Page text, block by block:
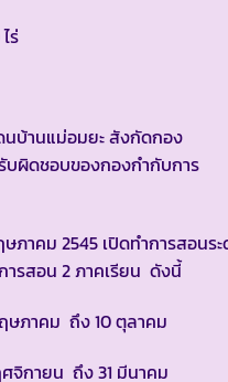
ร่
านแม่อมยะ สังกัดกอง
ผิดชอบของกองกำกับการ
คม 2545 เปิดทำการสอนร
ารสอน 2 ภาคเรียน ดังนี้
คม ถึง 10 ตุลาคม
ยน ถึง 31 มีนาคม